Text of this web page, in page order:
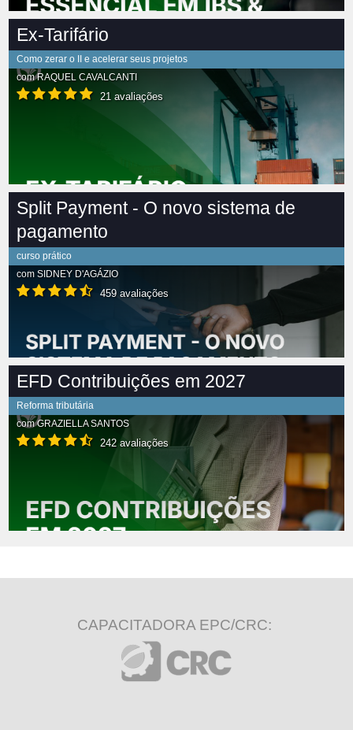
Ex-Tarifário
Como zerar o II e acelerar seus projetos
comRAQUEL CAVALCANTI
21 avaliações
Split Payment - O novo sistema de
pagamento
curso prático
com SIDNEY D'AGÁZIO
459 avaliações
EFD Contribuições em 2027
Reforma tributária
comGRAZIELLA SANTOS
242 avaliações
CAPACITADORA EPC/CRC: